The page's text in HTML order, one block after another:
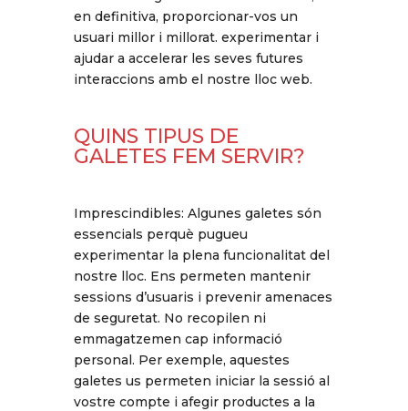
en definitiva, proporcionar-vos un
usuari millor i millorat. experimentar i
ajudar a accelerar les seves futures
interaccions amb el nostre lloc web.
QUINS TIPUS DE
GALETES FEM SERVIR?
Imprescindibles: Algunes galetes són
essencials perquè pugueu
experimentar la plena funcionalitat del
nostre lloc. Ens permeten mantenir
sessions d’usuaris i prevenir amenaces
de seguretat. No recopilen ni
emmagatzemen cap informació
personal. Per exemple, aquestes
galetes us permeten iniciar la sessió al
vostre compte i afegir productes a la